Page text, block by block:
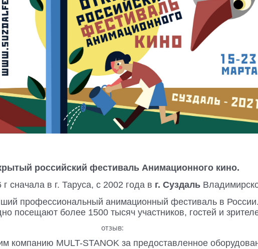
российский фестиваль Анимационного кино.
сначала в г. Таруса, с 2002 года в г. Суздаль
профессиональный анимационный фестиваль в России.
посещают более 1500 тысяч участников, гостей и
отзыв:
компанию MULT-STANOK за предоставленное